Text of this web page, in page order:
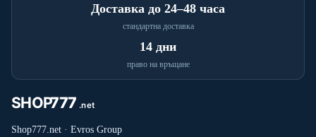
Доставка до 24–48 часа
стандартна доставка
14 дни
право на връщане
Shop777.net · Evros Group